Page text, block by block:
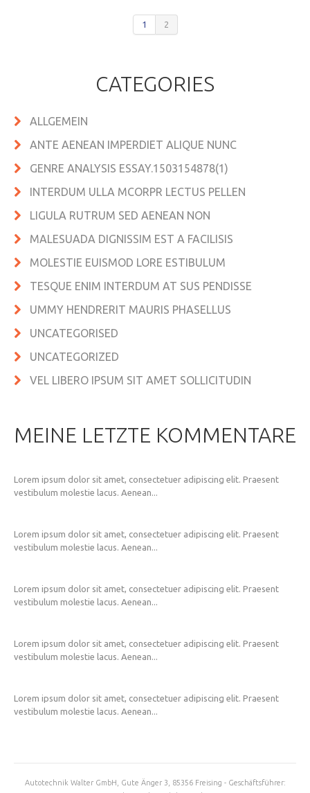
1 2
CATEGORIES
ALLGEMEIN
ANTE AENEAN IMPERDIET ALIQUE NUNC
GENRE ANALYSIS ESSAY.1503154878(1)
INTERDUM ULLA MCORPR LECTUS PELLEN
LIGULA RUTRUM SED AENEAN NON
MALESUADA DIGNISSIM EST A FACILISIS
MOLESTIE EUISMOD LORE ESTIBULUM
TESQUE ENIM INTERDUM AT SUS PENDISSE
UMMY HENDRERIT MAURIS PHASELLUS
UNCATEGORISED
UNCATEGORIZED
VEL LIBERO IPSUM SIT AMET SOLLICITUDIN
MEINE LETZTE KOMMENTARE
Lorem ipsum dolor sit amet, consectetuer adipiscing elit. Praesent
vestibulum molestie lacus. Aenean...
Lorem ipsum dolor sit amet, consectetuer adipiscing elit. Praesent
vestibulum molestie lacus. Aenean...
Lorem ipsum dolor sit amet, consectetuer adipiscing elit. Praesent
vestibulum molestie lacus. Aenean...
Lorem ipsum dolor sit amet, consectetuer adipiscing elit. Praesent
vestibulum molestie lacus. Aenean...
Lorem ipsum dolor sit amet, consectetuer adipiscing elit. Praesent
vestibulum molestie lacus. Aenean...
Autotechnik Walter GmbH, Gute Änger 3, 85356 Freising - Geschäftsführer: